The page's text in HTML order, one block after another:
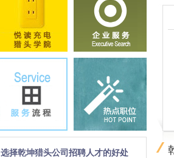
选择乾坤猎头公司招聘人才的好处